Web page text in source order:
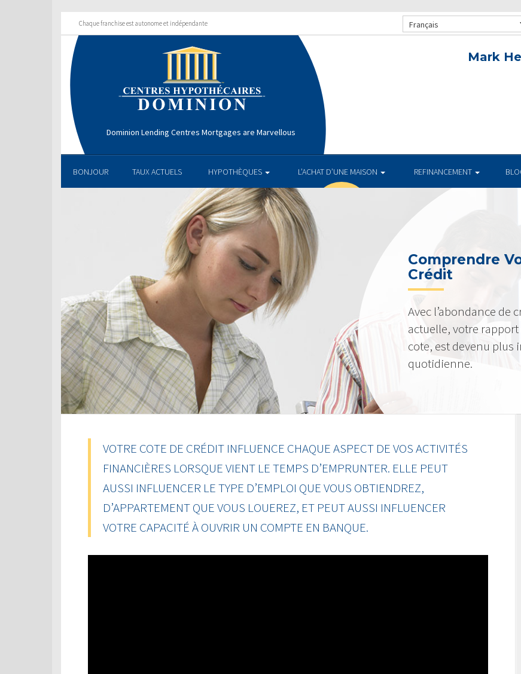
Chaque franchise est autonome et indépendante Français
Dominion Lending Centres Mortgages are Marvellous
Mark
BONJOUR TAUX ACTUELS HYPOTHÈQUES L’ACHAT D’UNE MAISON REFINANCEMENT
Comprendre
Crédit
Avec l’abondance de
actuelle, votre
cote, est devenu plus
quotidienne.
VOTRE COTE DE CRÉDIT INFLUENCE CHAQUE ASPECT DE VOS ACTIVITÉS
FINANCIÈRES LORSQUE VIENT LE TEMPS D’EMPRUNTER. ELLE PEUT
AUSSI INFLUENCER LE TYPE D’EMPLOI QUE VOUS OBTIENDREZ,
D’APPARTEMENT QUE VOUS LOUEREZ, ET PEUT AUSSI INFLUENCER
VOTRE CAPACITÉ À OUVRIR UN COMPTE EN BANQUE.